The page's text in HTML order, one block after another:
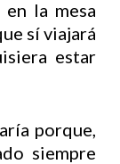
la mesa
sí viajará
estar
porque,
siempre